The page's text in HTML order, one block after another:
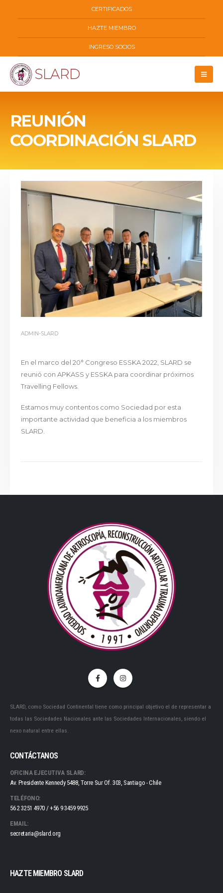
CERTIFICADOS
HAZTE MIEMBRO
INGRESO SOCIOS
REUNIÓN
COORDINACIÓN SLARD
ADMIN-SLARD
En el marco del 20° Congreso ESSKA 2022, SLARD se
reunió con APKASS y ESSKA para coordinar próximos
Travelling Fellows.
Estamos muy contentos como Sociedad por esta
importante actividad que beneficia a los miembros
SLARD.
SLARD, como Sociedad Continental tiene como principal objetivo el de representar a
todas las Sociedades Nacionales ante las Sociedades Internacionales, siendo el
nexo natural entre ellas.
CONTÁCTANOS
OFICINA EJECUTIVA SLARD:
Av. Presidente Kennedy 5488, Torre Sur Of. 303, Santiago - Chile
TELÉFONO:
56 2 3251 4970 / +56 9 3459 9925
EMAIL:
secretaria@slard.org
HAZTE MIEMBRO SLARD